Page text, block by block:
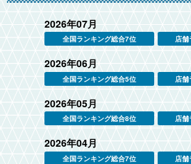
2026年07月
全国ランキング総合7位 店
2026年06月
全国ランキング総合5位 店
2026年05月
全国ランキング総合8位 店
2026年04月
全国ランキング総合7位 店